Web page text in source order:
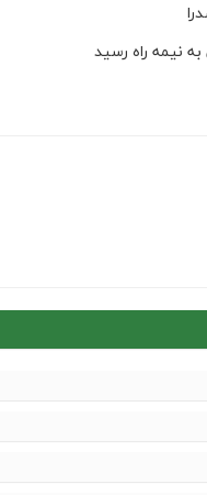
نیمه راه رسید